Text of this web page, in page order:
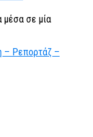
μέσα σε μία